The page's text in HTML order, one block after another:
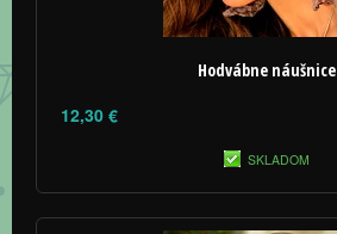
Hodvábne náušnice
12,30 €
SKLADOM